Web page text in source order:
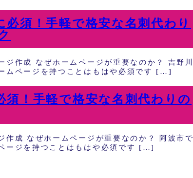
須！手軽で格安な名刺代わり
作成 なぜホームページが重要なのか？ 吉野川
ムページを持つことはもはや必須です […]
須！手軽で格安な名刺代わりの
作成 なぜホームページが重要なのか？ 阿波市で
ージを持つことはもはや必須です […]